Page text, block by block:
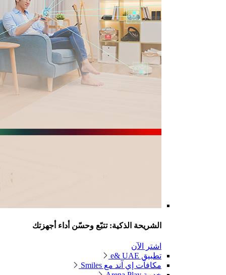
الشريحة الذكية: تتبّع وحسّن أداء أجهزتك
مكافآت إي آند مع Smiles